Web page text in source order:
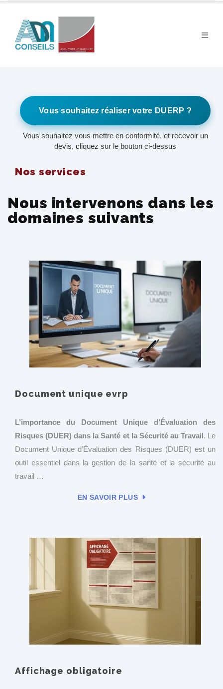
Vous souhaitez réaliser votre DUERP ?
Vous souhaitez vous mettre en conformité, et recevoir un
devis, cliquez sur le bouton ci-dessus
Nos services
Nous intervenons dans les
domaines suivants
Document unique evrp
L’importance du Document Unique d’Évaluation des
Risques (DUER) dans la Santé et la Sécurité au Travail. Le
Document Unique d’Évaluation des Risques (DUER) est un
outil essentiel dans la gestion de la santé et la sécurité au
travail …
EN SAVOIR PLUS
Affichage obligatoire